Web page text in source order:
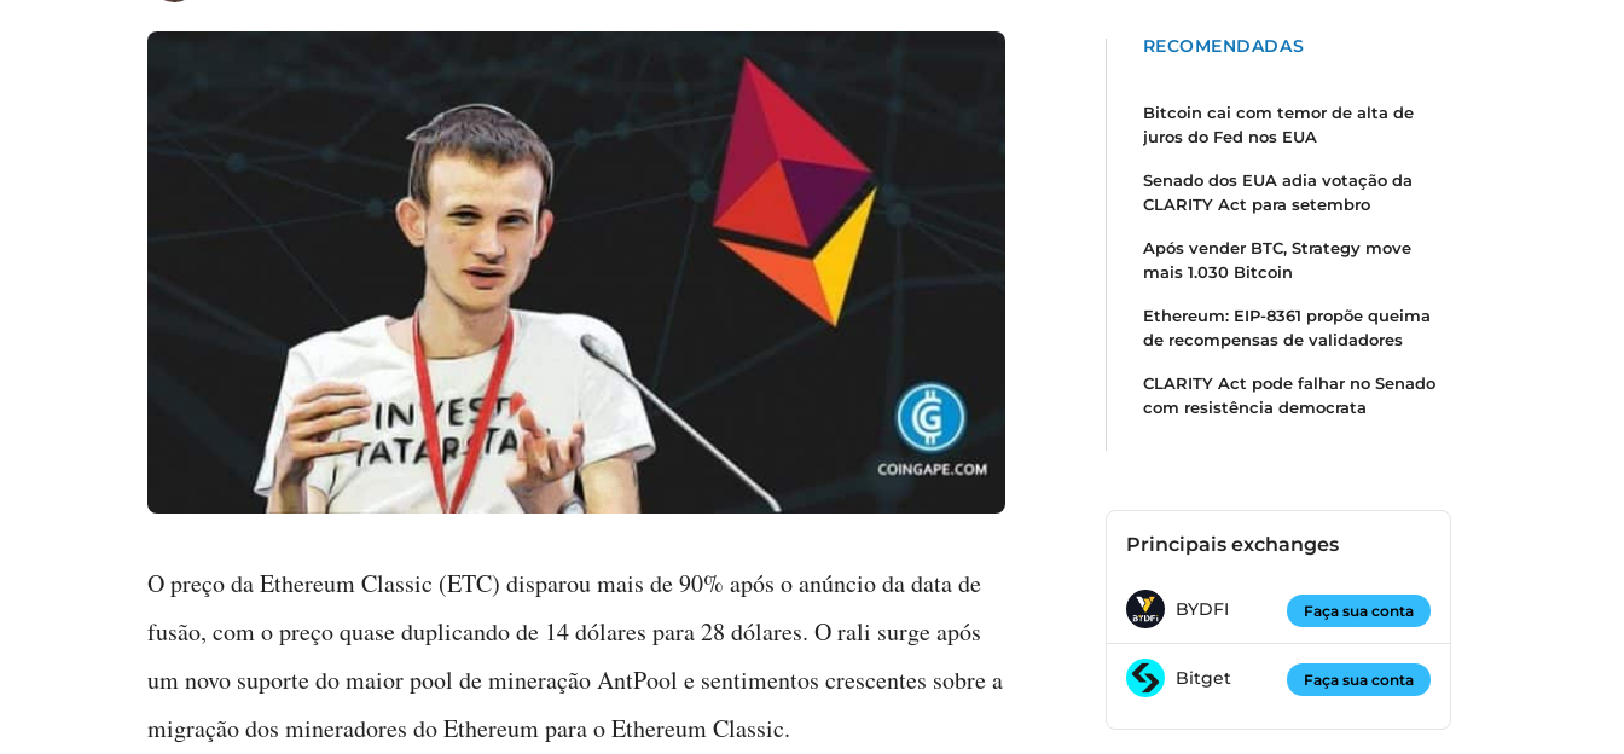
O preço da Ethereum Classic (ETC) disparou mais de 90% após o anúncio da data de
fusão, com o preço quase duplicando de 14 dólares para 28 dólares. O rali surge após
um novo suporte do maior pool de mineração AntPool e sentimentos crescentes sobre a
migração dos mineradores do Ethereum para o Ethereum Classic.
RECOMENDADAS
Bitcoin cai com temor de alta de
juros do Fed nos EUA
Senado dos EUA adia votação da
CLARITY Act para setembro
Após vender BTC, Strategy move
mais 1.030 Bitcoin
Ethereum: EIP-8361 propõe queima
de recompensas de validadores
CLARITY Act pode falhar no Senado
com resistência democrata
Principais exchanges
BYDFI Faça sua conta
Bitget Faça sua conta